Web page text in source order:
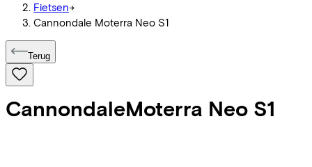
Fietsen->
Cannondale Moterra Neo S1
Terug
CannondaleMoterra Neo S1